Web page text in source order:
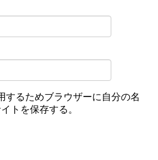
するためブラウザーに自分の名
トを保存する。